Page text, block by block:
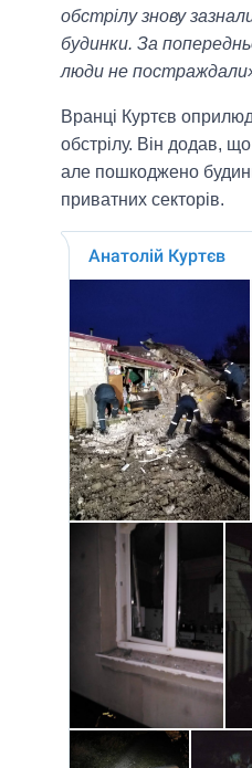
обстрілу знову
будинки. За
люди не
Вранці Куртєв
обстрілу. Він додав,
але пошкоджено
приватних секторів.